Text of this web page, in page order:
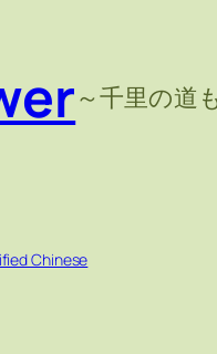
～千里の道
Chinese